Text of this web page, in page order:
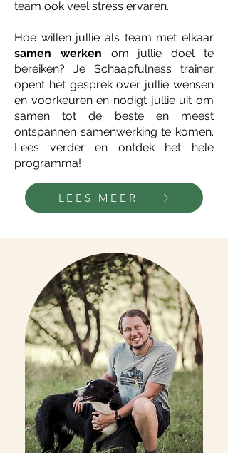
team ook veel stress ervaren.
Hoe willen jullie als team met elkaar
samen werken om jullie doel te
bereiken? Je Schaapfulness trainer
opent het gesprek over jullie wensen
en voorkeuren en nodigt jullie uit om
samen tot de beste en meest
ontspannen samenwerking te komen.
Lees verder en ontdek het hele
programma!
LEES MEER